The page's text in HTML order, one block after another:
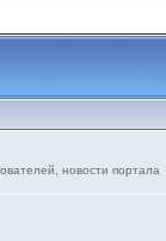
новости портала